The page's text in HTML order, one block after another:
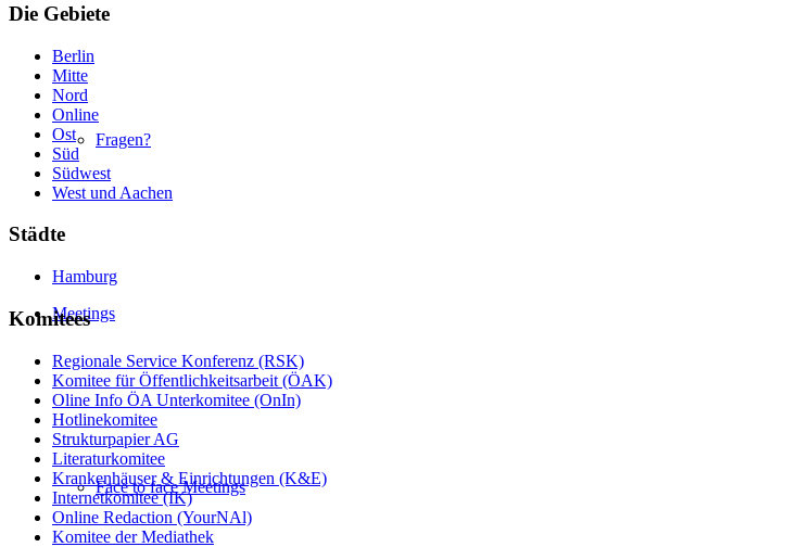
Fragen?
Meetings
Face to face Meetings
Die Gebiete
Berlin
Mitte
Nord
Online
Ost
Süd
Südwest
West und Aachen
Städte
Hamburg
Komitees
Regionale Service Konferenz (RSK)
Komitee für Öffentlichkeitsarbeit (ÖAK)
Oline Info ÖA Unterkomitee (OnIn)
Hotlinekomitee
Strukturpapier AG
Literaturkomitee
Krankenhäuser & Einrichtungen (K&E)
Internetkomitee (IK)
Online Redaction (YourNAl)
Komitee der Mediathek